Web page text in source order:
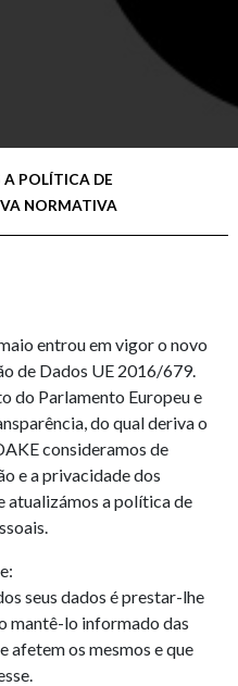
POLÍTICA DE
NORMATIVA
entrou em vigor o novo
de Dados UE 2016/679.
do Parlamento Europeu e
do qual deriva o
consideramos de
e a privacidade dos
atualizámos a política de
seus dados é prestar-lhe
mantê-lo informado das
afetem os mesmos e que